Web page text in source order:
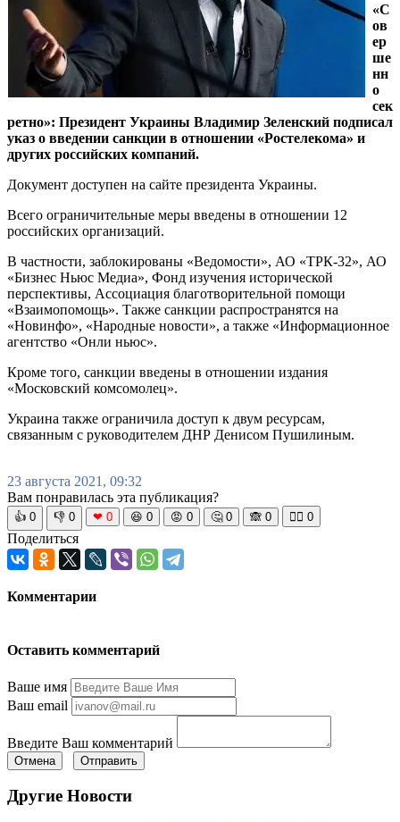
«С
ов
ер
ше
нн
о
сек
ретно»: Президент Украины Владимир Зеленский подписал
указ о введении санкции в отношении «Ростелекома» и
других российских компаний.
Документ доступен на сайте президента Украины.
Всего ограничительные меры введены в отношении 12
российских организаций.
В частности, заблокированы «Ведомости», АО «ТРК-32», АО
«Бизнес Ньюс Медиа», Фонд изучения исторической
перспективы, Ассоциация благотворительной помощи
«Взаимопомощь». Также санкции распространятся на
«Новинфо», «Народные новости», а также «Информационное
агентство «Онли ньюс».
Кроме того, санкции введены в отношении издания
«Московский комсомолец».
Украина также ограничила доступ к двум ресурсам,
связанным с руководителем ДНР Денисом Пушилиным.
23 августа 2021, 09:32
Вам понравилась эта публикация?
👍 0 👎 0 ❤ 0 😆 0 😡 0 🤔 0 🙈 0 🧘‍♀️ 0
Поделиться
Комментарии
Оставить комментарий
Ваше имя
Ваш email
Введите Ваш комментарий
Отмена Отправить
Другие Новости